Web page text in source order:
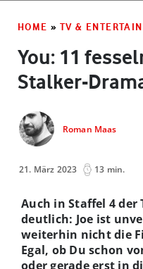
HOME » TV &
You: 11
Stalker-
Roman Maas
21. März 2023 13 min.
Auch in Staffel 4 der
deutlich: Joe ist
weiterhin nicht die
Egal, ob Du schon
oder gerade erst in